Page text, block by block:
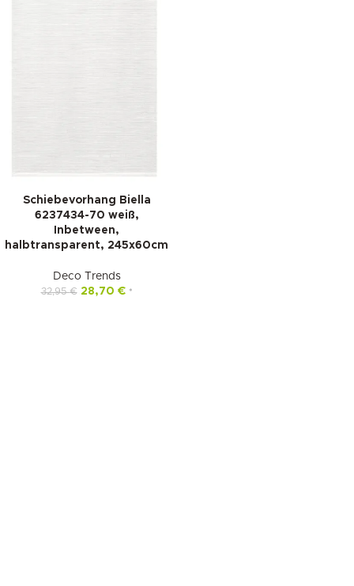
Schiebevorhang Biella
6237434-70 weiß,
Inbetween,
halbtransparent, 245x60cm
Deco Trends
32,95€ 28,70 € *